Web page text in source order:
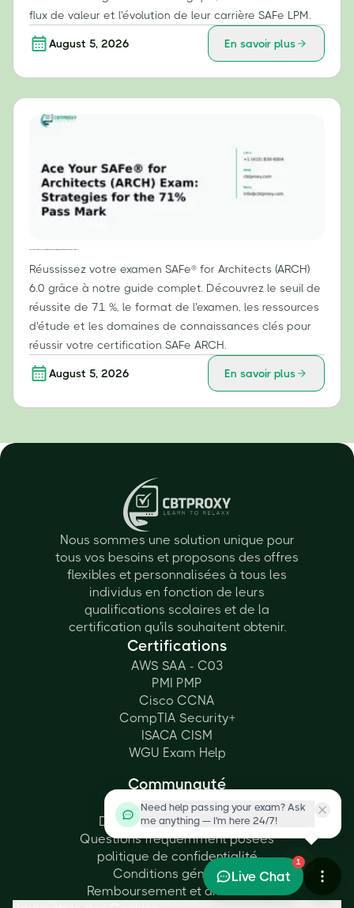
flux de valeur et l'évolution de leur carrière SAFe LPM.
August 5, 2026 En savoir plus
Réussissez votre examen SAFe® for Architects (ARCH)
6.0 grâce à notre guide complet. Découvrez le seuil de
réussite de 71 %, le format de l'examen, les ressources
d'étude et les domaines de connaissances clés pour
réussir votre certification SAFe ARCH.
August 5, 2026 En savoir plus
Nous sommes une solution unique pour
tous vos besoins et proposons des offres
flexibles et personnalisées à tous les
individus en fonction de leurs
qualifications scolaires et de la
certification qu'ils souhaitent obtenir.
Certifications
AWS SAA - C03
PMI PMP
Cisco CCNA
CompTIA Security+
ISACA CISM
WGU Exam Help
Communauté
Nos Certifications
Discounted Exam Voucher
Questions fréquemment posées
politique de confidentialité
Conditions générales
Remboursement et annulation
Need help passing your exam? Ask
me anything — I'm here 24/7!
1
Live Chat